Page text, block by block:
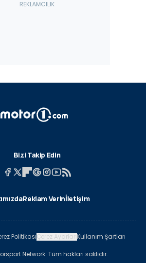
Bizi Takip Edin
Reklam Verinİletişim
PolitikasıÇerez AyarlarıKullanım Şartları
Network. Tüm hakları saklıdır.